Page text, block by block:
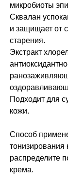
микробиоты
Сквалан
и защищает от
старения.
Экстракт
Подходит для
кожи.
Способ
тонизирования
распределите
крема.